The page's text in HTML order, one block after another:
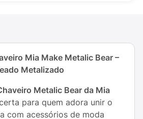
Mia Make Metalic Bear –
Metalizado
Metalic Bear da Mia
para quem adora unir o
com acessórios de moda